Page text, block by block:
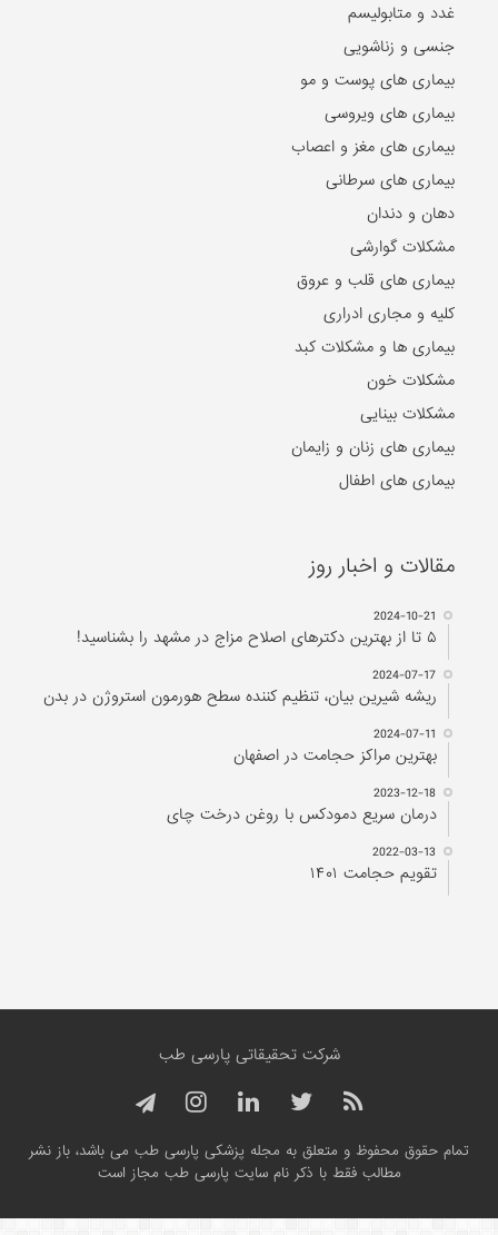
غدد و متابولیسم
جنسی و زناشویی
بیماری های پوست و مو
بیماری های ویروسی
بیماری های مغز و اعصاب
بیماری های سرطانی
دهان و دندان
مشکلات گوارشی
بیماری های قلب و عروق
کلیه و مجاری ادراری
بیماری ها و مشکلات کبد
مشکلات خون
مشکلات بینایی
بیماری های زنان و زایمان
بیماری های اطفال
مقالات و اخبار روز
2024-10-21
۵ تا از بهترین دکتر‌های اصلاح مزاج در مشهد را بشناسید!
2024-07-17
ریشه شیرین بیان، تنظیم کننده سطح هورمون استروژن در بدن
2024-07-11
بهترین مراکز حجامت در اصفهان
2023-12-18
درمان سریع دمودکس با روغن درخت چای
2022-03-13
تقویم حجامت ۱۴۰۱
شرکت تحقیقاتی پارسی طب
تمام حقوق محفوظ و متعلق به مجله پزشکی پارسی طب می باشد، باز نشر
مطالب فقط با ذکر نام سایت پارسی طب مجاز است